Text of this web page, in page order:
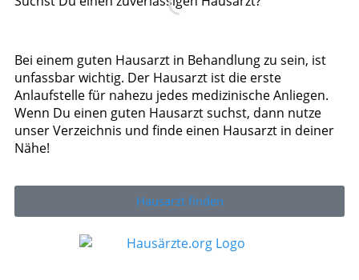
Bei einem guten Hausarzt in Behandlung zu sein, ist
unfassbar wichtig. Der Hausarzt ist die erste
Anlaufstelle für nahezu jedes medizinische Anliegen.
Wenn Du einen guten Hausarzt suchst, dann nutze
unser Verzeichnis und finde einen Hausarzt in deiner
Nähe!
Hausarzt finden